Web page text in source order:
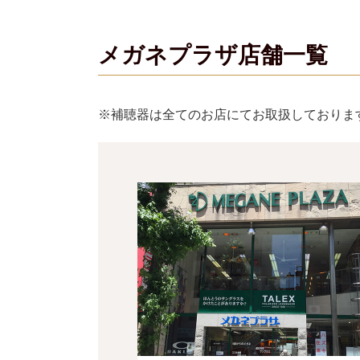
メガネプラザ店舗一覧
※補聴器は全てのお店にてお取扱しておりま